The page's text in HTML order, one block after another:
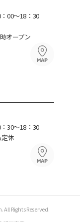
：00～18：30
オープン
：30～18：30
休
Rights Reserved.